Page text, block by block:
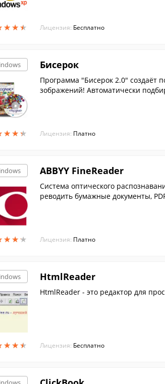
★★★
★★★ Лицензия: Бесплатно
★★★
★★★
Бисерок
Программа "Бисерок 2.0"
зображений! Автоматически
Лицензия: Платно
★★★
★★★
ABBYY FineReader
Cистема оптического
реводить бумажные документы,
Лицензия: Платно
★★★
★★★
HtmlReader
HtmlReader - это редактор для
Лицензия: Бесплатно